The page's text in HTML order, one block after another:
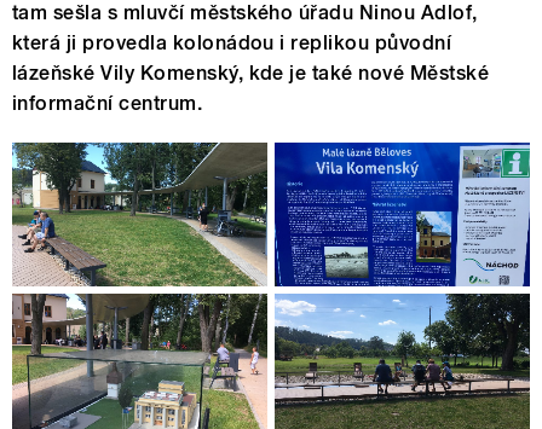
tam sešla s mluvčí městského úřadu Ninou Adlof,
která ji provedla kolonádou i replikou původní
lázeňské Vily Komenský, kde je také nové Městské
informační centrum.